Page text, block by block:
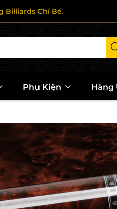
Billiards Chí Bé.
Phụ Kiện Hàng